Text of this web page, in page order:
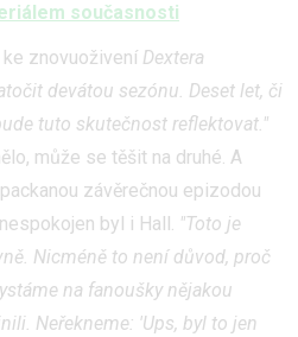
současnosti
ke znovuoživení Dextera
devátou sezónu. Deset let, či
tuto skutečnost reflektovat."
může se těšit na druhé. A
závěrečnou epizodou
byl i Hall. "Toto je
Nicméně to není důvod, proč
na fanoušky nějakou
Neřekneme: 'Ups, byl to jen